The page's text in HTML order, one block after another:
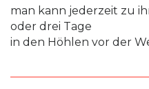
man kann jederzeit zu
oder drei Tage
in den Höhlen vor der